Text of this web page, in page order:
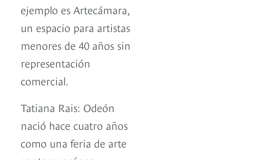
ejemplo es Artecámara,
un espacio para artistas
menores de 40 años sin
representación
comercial.
Tatiana Rais: Odeón
nació hace cuatro años
como una feria de arte